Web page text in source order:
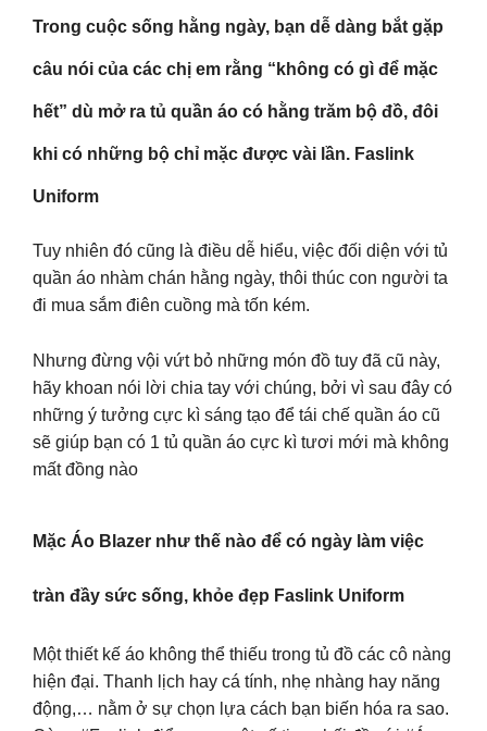
Trong cuộc sống hằng ngày, bạn dễ dàng bắt gặp
câu nói của các chị em rằng “không có gì để mặc
hết” dù mở ra tủ quần áo có hằng trăm bộ đồ, đôi
khi có những bộ chỉ mặc được vài lần. Faslink
Uniform
Tuy nhiên đó cũng là điều dễ hiểu, việc đối diện với tủ
quần áo nhàm chán hằng ngày, thôi thúc con người ta
đi mua sắm điên cuồng mà tốn kém.
Nhưng đừng vội vứt bỏ những món đồ tuy đã cũ này,
hãy khoan nói lời chia tay với chúng, bởi vì sau đây có
những ý tưởng cực kì sáng tạo để tái chế quần áo cũ
sẽ giúp bạn có 1 tủ quần áo cực kì tươi mới mà không
mất đồng nào
Mặc Áo Blazer như thế nào để có ngày làm việc
tràn đầy sức sống, khỏe đẹp Faslink Uniform
Một thiết kế áo không thể thiếu trong tủ đồ các cô nàng
hiện đại. Thanh lịch hay cá tính, nhẹ nhàng hay năng
động,… nằm ở sự chọn lựa cách bạn biến hóa ra sao.